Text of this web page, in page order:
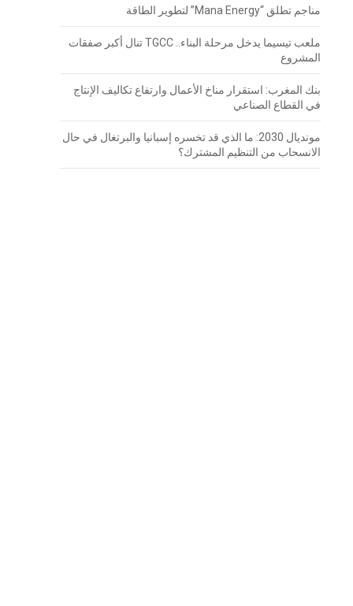
مناجم تطلق “Mana Energy” لتطوير الطاقة
ملعب تيسيما يدخل مرحلة البناء.. TGCC تنال أكبر صفقات
المشروع
بنك المغرب: استقرار مناخ الأعمال وارتفاع تكاليف الإنتاج
في القطاع الصناعي
مونديال 2030: ما الذي قد تخسره إسبانيا والبرتغال في حال
الانسحاب من التنظيم المشترك؟